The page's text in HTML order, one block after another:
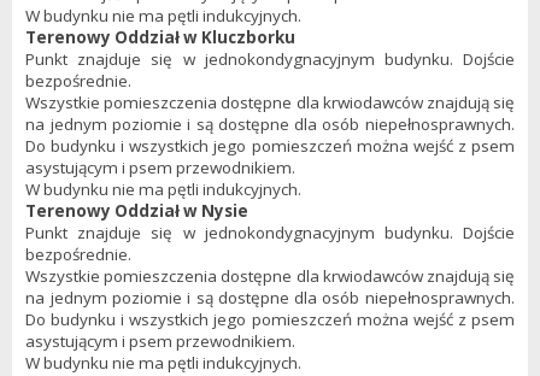
W budynku nie ma pętli indukcyjnych.
Terenowy Oddział w Kluczborku
Punkt znajduje się w jednokondygnacyjnym budynku. Dojście
bezpośrednie.
Wszystkie pomieszczenia dostępne dla krwiodawców znajdują się
na jednym poziomie i są dostępne dla osób niepełnosprawnych.
Do budynku i wszystkich jego pomieszczeń można wejść z psem
asystującym i psem przewodnikiem.
W budynku nie ma pętli indukcyjnych.
Terenowy Oddział w Nysie
Punkt znajduje się w jednokondygnacyjnym budynku. Dojście
bezpośrednie.
Wszystkie pomieszczenia dostępne dla krwiodawców znajdują się
na jednym poziomie i są dostępne dla osób niepełnosprawnych.
Do budynku i wszystkich jego pomieszczeń można wejść z psem
asystującym i psem przewodnikiem.
W budynku nie ma pętli indukcyjnych.